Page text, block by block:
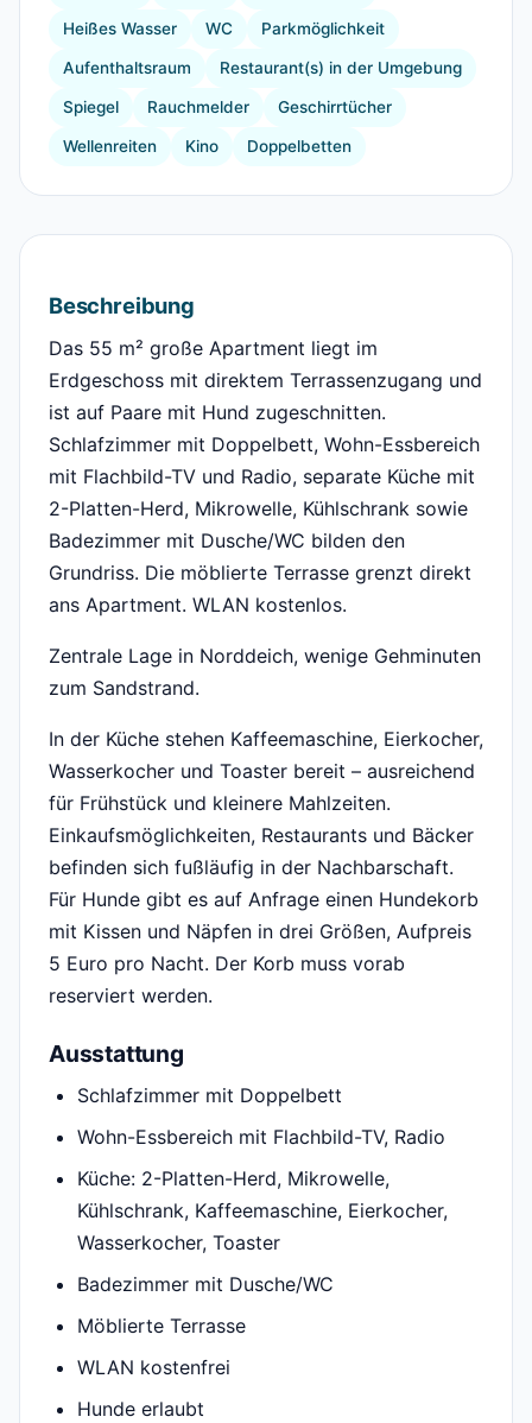
Heißes Wasser WC Parkmöglichkeit
Aufenthaltsraum Restaurant(s) in der Umgebung
Spiegel Rauchmelder Geschirrtücher
Wellenreiten Kino Doppelbetten
Beschreibung
Das 55 m² große Apartment liegt im
Erdgeschoss mit direktem Terrassenzugang und
ist auf Paare mit Hund zugeschnitten.
Schlafzimmer mit Doppelbett, Wohn-Essbereich
mit Flachbild-TV und Radio, separate Küche mit
2-Platten-Herd, Mikrowelle, Kühlschrank sowie
Badezimmer mit Dusche/WC bilden den
Grundriss. Die möblierte Terrasse grenzt direkt
ans Apartment. WLAN kostenlos.
Zentrale Lage in Norddeich, wenige Gehminuten
zum Sandstrand.
In der Küche stehen Kaffeemaschine, Eierkocher,
Wasserkocher und Toaster bereit – ausreichend
für Frühstück und kleinere Mahlzeiten.
Einkaufsmöglichkeiten, Restaurants und Bäcker
befinden sich fußläufig in der Nachbarschaft.
Für Hunde gibt es auf Anfrage einen Hundekorb
mit Kissen und Näpfen in drei Größen, Aufpreis
5 Euro pro Nacht. Der Korb muss vorab
reserviert werden.
Ausstattung
Schlafzimmer mit Doppelbett
Wohn-Essbereich mit Flachbild-TV, Radio
Küche: 2-Platten-Herd, Mikrowelle,
Kühlschrank, Kaffeemaschine, Eierkocher,
Wasserkocher, Toaster
Badezimmer mit Dusche/WC
Möblierte Terrasse
WLAN kostenfrei
Hunde erlaubt